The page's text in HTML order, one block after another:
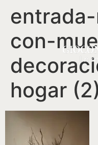
con-
hogar (2)